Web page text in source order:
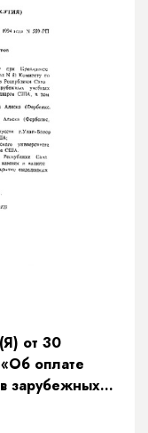
от 30
оплате
зарубежных